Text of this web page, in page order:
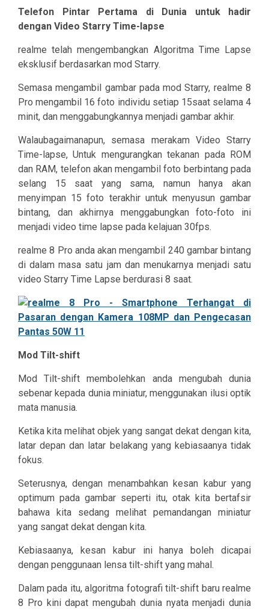
Telefon Pintar Pertama di Dunia untuk hadir
dengan Video Starry Time-lapse
realme telah mengembangkan Algoritma Time Lapse
eksklusif berdasarkan mod Starry.
Semasa mengambil gambar pada mod Starry, realme 8
Pro mengambil 16 foto individu setiap 15saat selama 4
minit, dan menggabungkannya menjadi gambar akhir.
Walaubagaimanapun, semasa merakam Video Starry
Time-lapse, Untuk mengurangkan tekanan pada ROM
dan RAM, telefon akan mengambil foto berbintang pada
selang 15 saat yang sama, namun hanya akan
menyimpan 15 foto terakhir untuk menyusun gambar
bintang, dan akhirnya menggabungkan foto-foto ini
menjadi video time lapse pada kelajuan 30fps.
realme 8 Pro anda akan mengambil 240 gambar bintang
di dalam masa satu jam dan menukarnya menjadi satu
video Starry Time Lapse berdurasi 8 saat.
Mod Tilt-shift
Mod Tilt-shift membolehkan anda mengubah dunia
sebenar kepada dunia miniatur, menggunakan ilusi optik
mata manusia.
Ketika kita melihat objek yang sangat dekat dengan kita,
latar depan dan latar belakang yang kebiasaanya tidak
fokus.
Seterusnya, dengan menambahkan kesan kabur yang
optimum pada gambar seperti itu, otak kita bertafsir
bahawa kita sedang melihat pemandangan miniatur
yang sangat dekat dengan kita.
Kebiasaanya, kesan kabur ini hanya boleh dicapai
dengan penggunaan lensa tilt-shift yang mahal.
Dalam pada itu, algoritma fotografi tilt-shift baru realme
8 Pro kini dapat mengubah dunia nyata menjadi dunia